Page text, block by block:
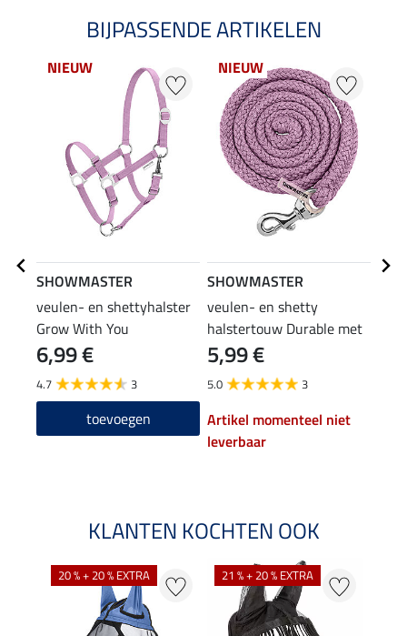
BIJPASSENDE ARTIKELEN
NIEUW
SHOWMASTER
veulen- en shettyhalster
Grow With You
6,99 €
4.7 3
toevoegen
NIEUW
SHOWMASTER
veulen- en shetty
halstertouw Durable met
karabijnhaak
5,99 €
5.0 3
Artikel momenteel niet
leverbaar
KLANTEN KOCHTEN OOK
20 % + 20 % EXTRA 21 % + 20 % EXTRA